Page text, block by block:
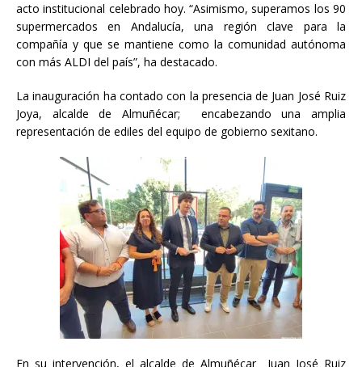
acto institucional celebrado hoy. “Asimismo, superamos los 90
supermercados en Andalucía, una región clave para la
compañía y que se mantiene como la comunidad autónoma
con más ALDI del país”, ha destacado.
La inauguración ha contado con la presencia de Juan José Ruiz
Joya, alcalde de Almuñécar; encabezando una amplia
representación de ediles del equipo de gobierno sexitano.
En su intervención, el alcalde de Almuñécar Juan José Ruiz